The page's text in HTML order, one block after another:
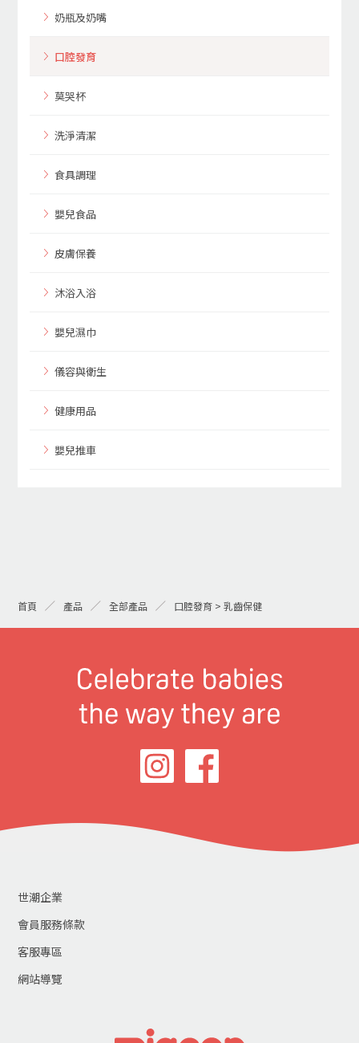
奶瓶及奶嘴
口腔發育
莫哭杯
洗淨清潔
食具調理
嬰兒食品
皮膚保養
沐浴入浴
嬰兒濕巾
儀容與衛生
健康用品
嬰兒推車
首頁 產品 全部產品 口腔發育 > 乳齒保健
世潮企業
會員服務條款
客服專區
網站導覽